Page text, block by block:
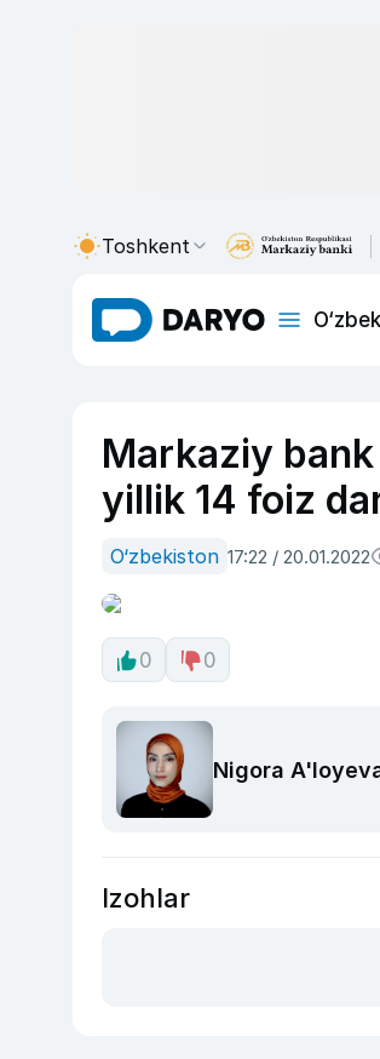
Toshkent
Markaziy
yillik 14 foiz
O‘zbekiston 17:22 / 20.01.2022
0 0
Nigora
Izohlar